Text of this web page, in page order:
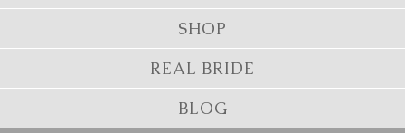
SHOP
REAL BRIDE
BLOG